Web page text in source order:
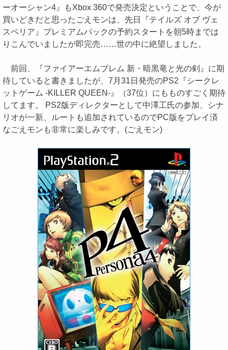
ーオーシャン4』もXbox 360で発売決定ということで、今が
買いどきだと思ったごえモンは、先日『テイルズ オブ ヴェ
スペリア』プレミアムパックの予約スタートを朝5時までは
りこんでいましたが即完売……世の中に絶望しました。
前回、『ファイアーエムブレム 新・暗黒竜と光の剣』に期
待していると書きましたが、7月31日発売のPS2『シークレ
ットゲーム -KILLER QUEEN-』（37位）にもものすごく期待
してます。 PS2版ディレクターとして中澤工氏の参加、シナ
リオが一新、ルートも追加されているのでPC版をプレイ済
なごえモンも非常に楽しみです。(ごえモン)